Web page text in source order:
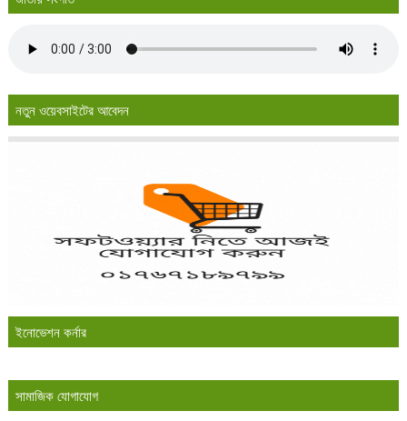
নতুন ওয়েবসাইটের আবেদন
ইনোভেশন কর্নার
সামাজিক যোগাযোগ